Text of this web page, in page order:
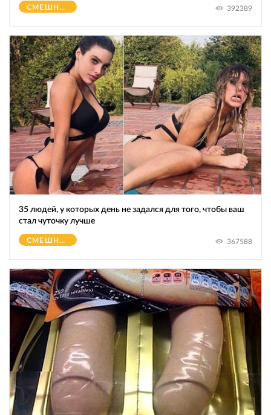
СМЕШНОЕ 392389
35 людей, у которых день не задался для того, чтобы ваш
стал чуточку лучше
СМЕШНОЕ 367588